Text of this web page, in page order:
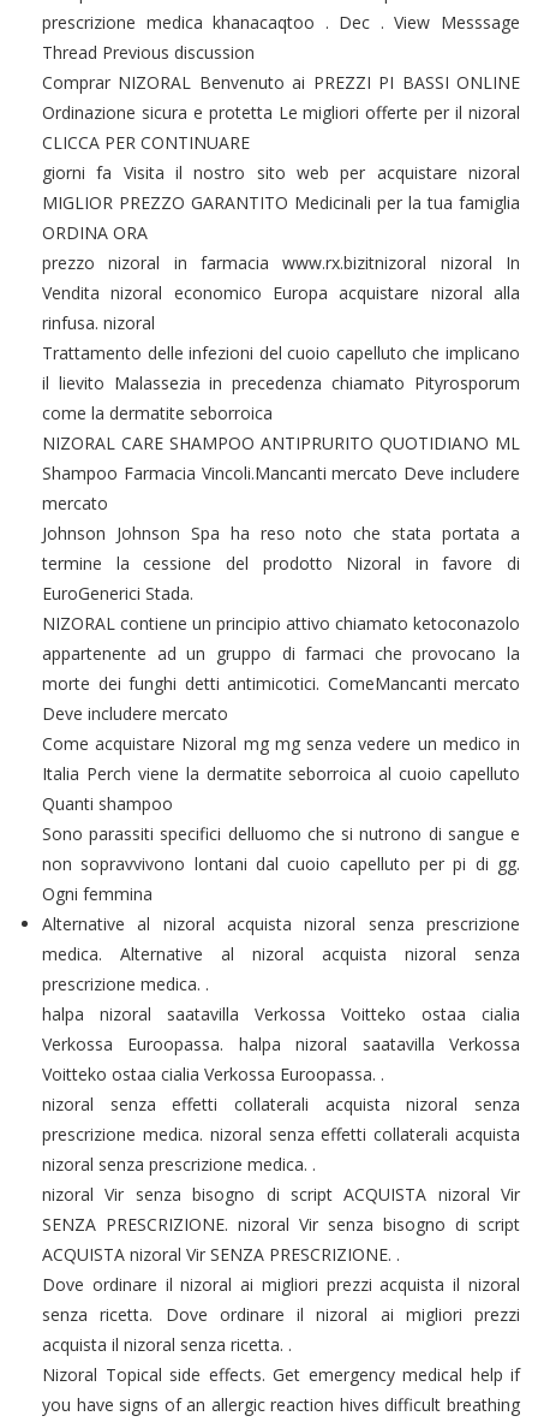
prescrizione medica khanacaqtoo . Dec . View Messsage
Thread Previous discussion
Comprar NIZORAL Benvenuto ai PREZZI PI BASSI ONLINE
Ordinazione sicura e protetta Le migliori offerte per il nizoral
CLICCA PER CONTINUARE
giorni fa Visita il nostro sito web per acquistare nizoral
MIGLIOR PREZZO GARANTITO Medicinali per la tua famiglia
ORDINA ORA
prezzo nizoral in farmacia www.rx.bizitnizoral nizoral In
Vendita nizoral economico Europa acquistare nizoral alla
rinfusa. nizoral
Trattamento delle infezioni del cuoio capelluto che implicano
il lievito Malassezia in precedenza chiamato Pityrosporum
come la dermatite seborroica
NIZORAL CARE SHAMPOO ANTIPRURITO QUOTIDIANO ML
Shampoo Farmacia Vincoli.Mancanti mercato Deve includere
mercato
Johnson Johnson Spa ha reso noto che stata portata a
termine la cessione del prodotto Nizoral in favore di
EuroGenerici Stada.
NIZORAL contiene un principio attivo chiamato ketoconazolo
appartenente ad un gruppo di farmaci che provocano la
morte dei funghi detti antimicotici. ComeMancanti mercato
Deve includere mercato
Come acquistare Nizoral mg mg senza vedere un medico in
Italia Perch viene la dermatite seborroica al cuoio capelluto
Quanti shampoo
Sono parassiti specifici delluomo che si nutrono di sangue e
non sopravvivono lontani dal cuoio capelluto per pi di gg.
Ogni femmina
Alternative al nizoral acquista nizoral senza prescrizione
medica. Alternative al nizoral acquista nizoral senza
prescrizione medica. .
halpa nizoral saatavilla Verkossa Voitteko ostaa cialia
Verkossa Euroopassa. halpa nizoral saatavilla Verkossa
Voitteko ostaa cialia Verkossa Euroopassa. .
nizoral senza effetti collaterali acquista nizoral senza
prescrizione medica. nizoral senza effetti collaterali acquista
nizoral senza prescrizione medica. .
nizoral Vir senza bisogno di script ACQUISTA nizoral Vir
SENZA PRESCRIZIONE. nizoral Vir senza bisogno di script
ACQUISTA nizoral Vir SENZA PRESCRIZIONE. .
Dove ordinare il nizoral ai migliori prezzi acquista il nizoral
senza ricetta. Dove ordinare il nizoral ai migliori prezzi
acquista il nizoral senza ricetta. .
Nizoral Topical side effects. Get emergency medical help if
you have signs of an allergic reaction hives difficult breathing